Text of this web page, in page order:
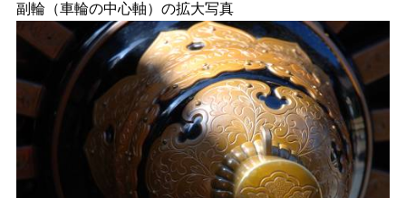
副輪（車輪の中心軸）の拡大写真